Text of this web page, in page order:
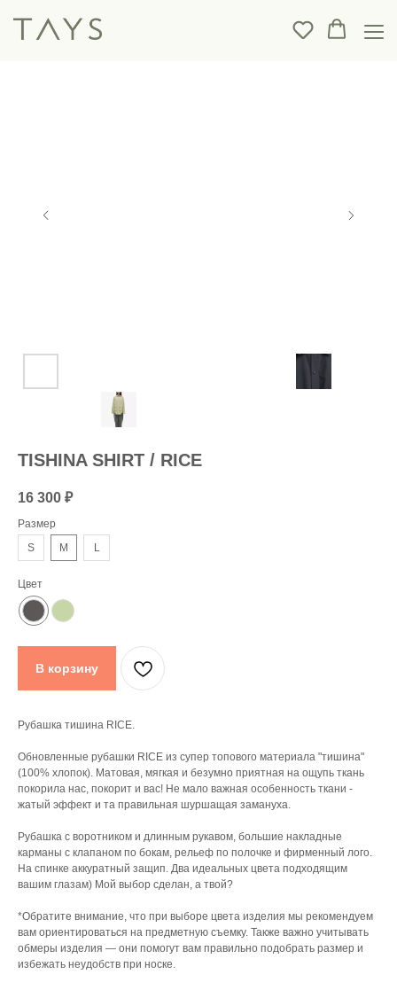
TISHINA SHIRT / RICE
16 300 ₽
Размер
S
M L
Цвет
В корзину
Рубашка тишина RICE.
Обновленные рубашки RICE из супер топового материала "тишина"
(100% хлопок). Матовая, мягкая и безумно приятная на ощупь ткань
покорила нас, покорит и вас! Не мало важная особенность ткани -
жатый эффект и та правильная шуршащая замануха.
Рубашка с воротником и длинным рукавом, большие накладные
карманы с клапаном по бокам, рельеф по полочке и фирменный лого.
На спинке аккуратный защип. Два идеальных цвета подходящим
вашим глазам) Мой выбор сделан, а твой?
*Обратите внимание, что при выборе цвета изделия мы рекомендуем
вам ориентироваться на предметную съемку. Также важно учитывать
обмеры изделия — они помогут вам правильно подобрать размер и
избежать неудобств при носке.